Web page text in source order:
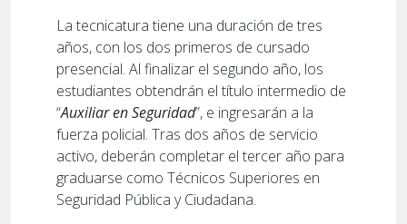
La tecnicatura tiene una duración de tres
años, con los dos primeros de cursado
presencial. Al finalizar el segundo año, los
estudiantes obtendrán el título intermedio de
“Auxiliar en Seguridad”, e ingresarán a la
fuerza policial. Tras dos años de servicio
activo, deberán completar el tercer año para
graduarse como Técnicos Superiores en
Seguridad Pública y Ciudadana.